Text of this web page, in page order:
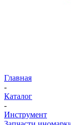
Главная
-
Каталог
-
Инструмент